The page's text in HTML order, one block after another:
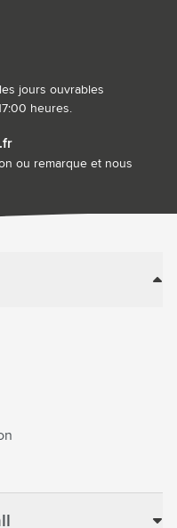
jours ouvrables
heures.
ou remarque et nous